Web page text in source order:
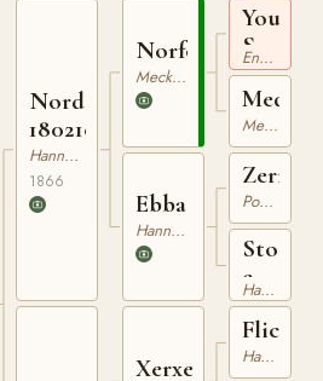
Nord
180210766
Hannoveranare
1866
Norfolk
Mecklenburgare
Ebba
Hannoveranare
Xerxes
Young
xx
Engelskt Fullblod
Medusa
Mecklenburgare
Pommerskt Varmblod
Sto
e. Hannoveranare
Flick
Hannoveranare